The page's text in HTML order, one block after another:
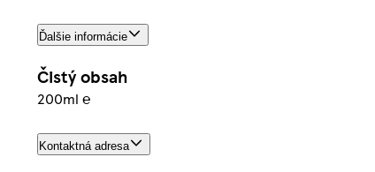
Ďalšie informácie
Čistý obsah
200ml ℮
Kontaktná adresa